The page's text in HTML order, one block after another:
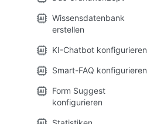
Wissensdatenbank
erstellen
KI-Chatbot konfigurieren
Smart-FAQ konfigurieren
Form Suggest
konfigurieren